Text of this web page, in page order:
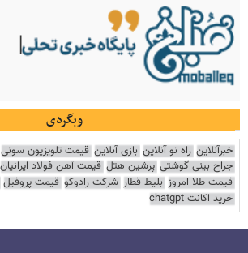
وبگردی
خبرآنلاین راه نو آنلاین بازی آنلاین قیمت تلویزیون سونی
جراح بینی گوشتی پرشین هتل قیمت آهن فولاد ایرانیان
قیمت طلا امروز بلیط قطار شرکت رادوکو قیمت پروفیل
خرید اکانت chatgpt